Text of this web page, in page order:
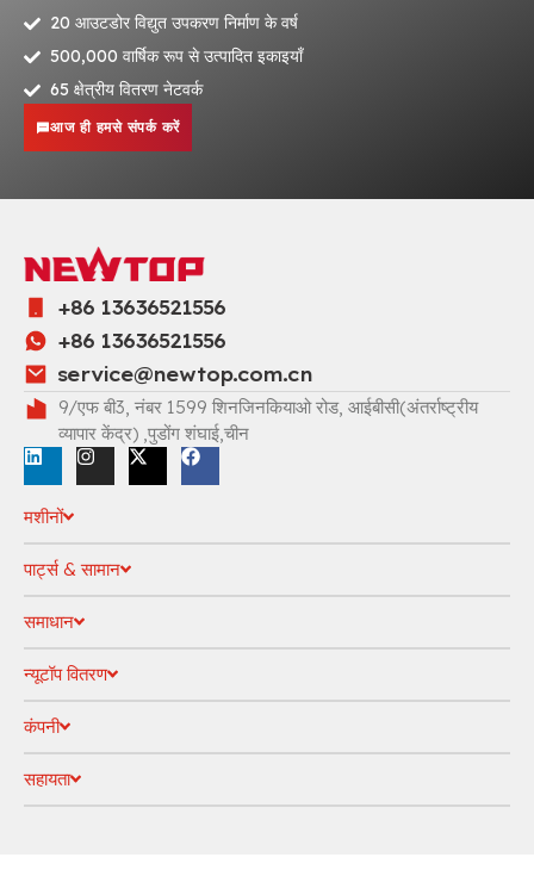
20 आउटडोर विद्युत उपकरण निर्माण के वर्ष
500,000 वार्षिक रूप से उत्पादित इकाइयाँ
65 क्षेत्रीय वितरण नेटवर्क
आज ही हमसे संपर्क करें
+86 13636521556
+86 13636521556
service@newtop.com.cn
9/एफ बी3, नंबर 1599 शिनजिनकियाओ रोड, आईबीसी(अंतर्राष्ट्रीय
व्यापार केंद्र) ,पुडोंग शंघाई,चीन
मशीनों
पार्ट्स & सामान
समाधान
न्यूटॉप वितरण
कंपनी
सहायता